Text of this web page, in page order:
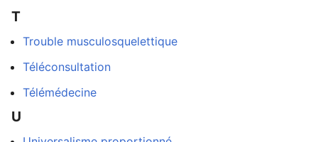
une
T
Trouble musculosquelettique
Téléconsultation
Télémédecine
U